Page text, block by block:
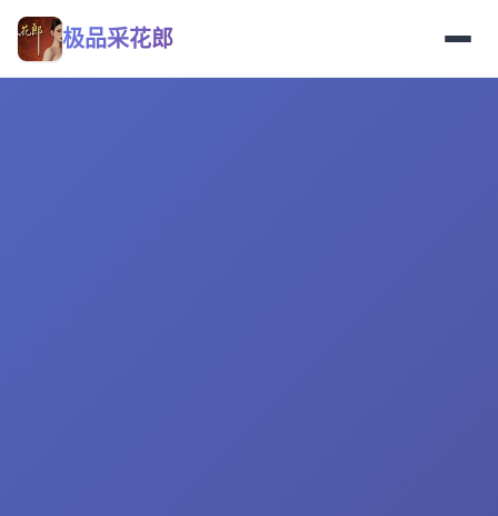
极品采花郎